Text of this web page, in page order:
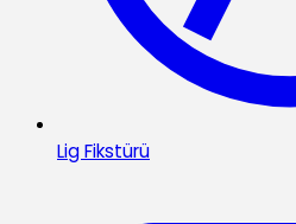
Lig Fikstürü